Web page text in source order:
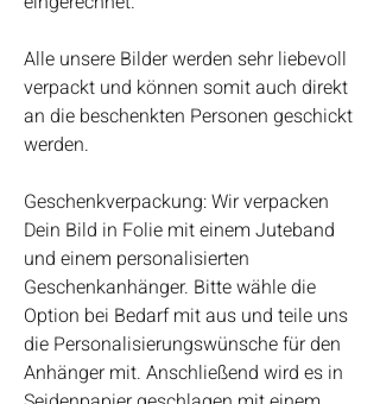
Alle unsere Bilder werden sehr liebevoll
verpackt und können somit auch direkt
an die beschenkten Personen geschickt
werden.
Geschenkverpackung: Wir verpacken
Dein Bild in Folie mit einem Juteband
und einem personalisierten
Geschenkanhänger. Bitte wähle die
Option bei Bedarf mit aus und teile uns
die Personalisierungswünsche für den
Anhänger mit. Anschließend wird es in